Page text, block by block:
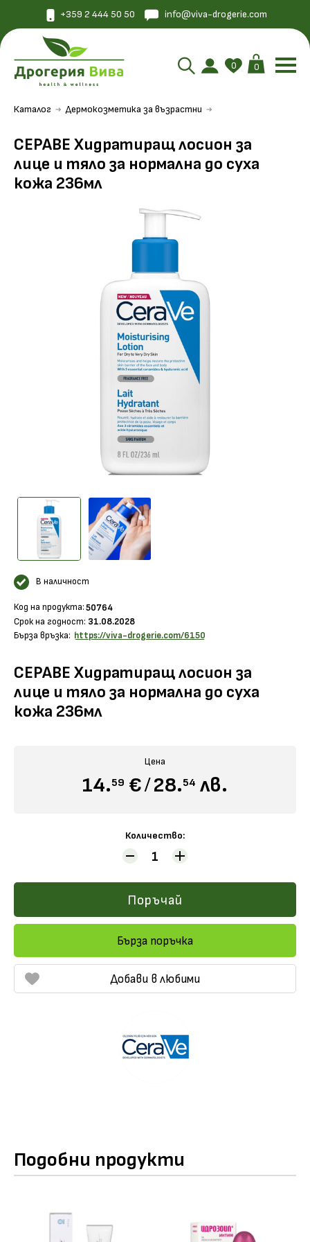
+359 2 444 50 50 info@viva-drogerie.com
0 0
Каталог Дермокозметика за възрастни
СЕРАВЕ Хидратиращ лосион за
лице и тяло за нормална до суха
кожа 236мл
В наличност
Код на продукта:50764
Срок на годност: 31.08.2028
Бърза връзка: https://viva-drogerie.com/6150
СЕРАВЕ Хидратиращ лосион за
лице и тяло за нормална до суха
кожа 236мл
Цена
14.59 €/28.54 лв.
Количество:
Поръчай
Бърза поръчка
Добави в любими
Подобни продукти